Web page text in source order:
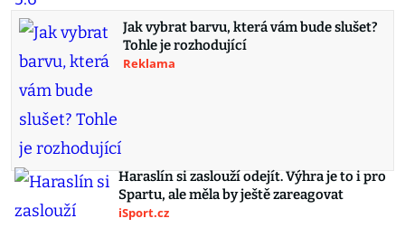
Jak vybrat barvu, která vám bude slušet?
Tohle je rozhodující
Reklama
Haraslín si zaslouží odejít. Výhra je to i pro
Spartu, ale měla by ještě zareagovat
iSport.cz